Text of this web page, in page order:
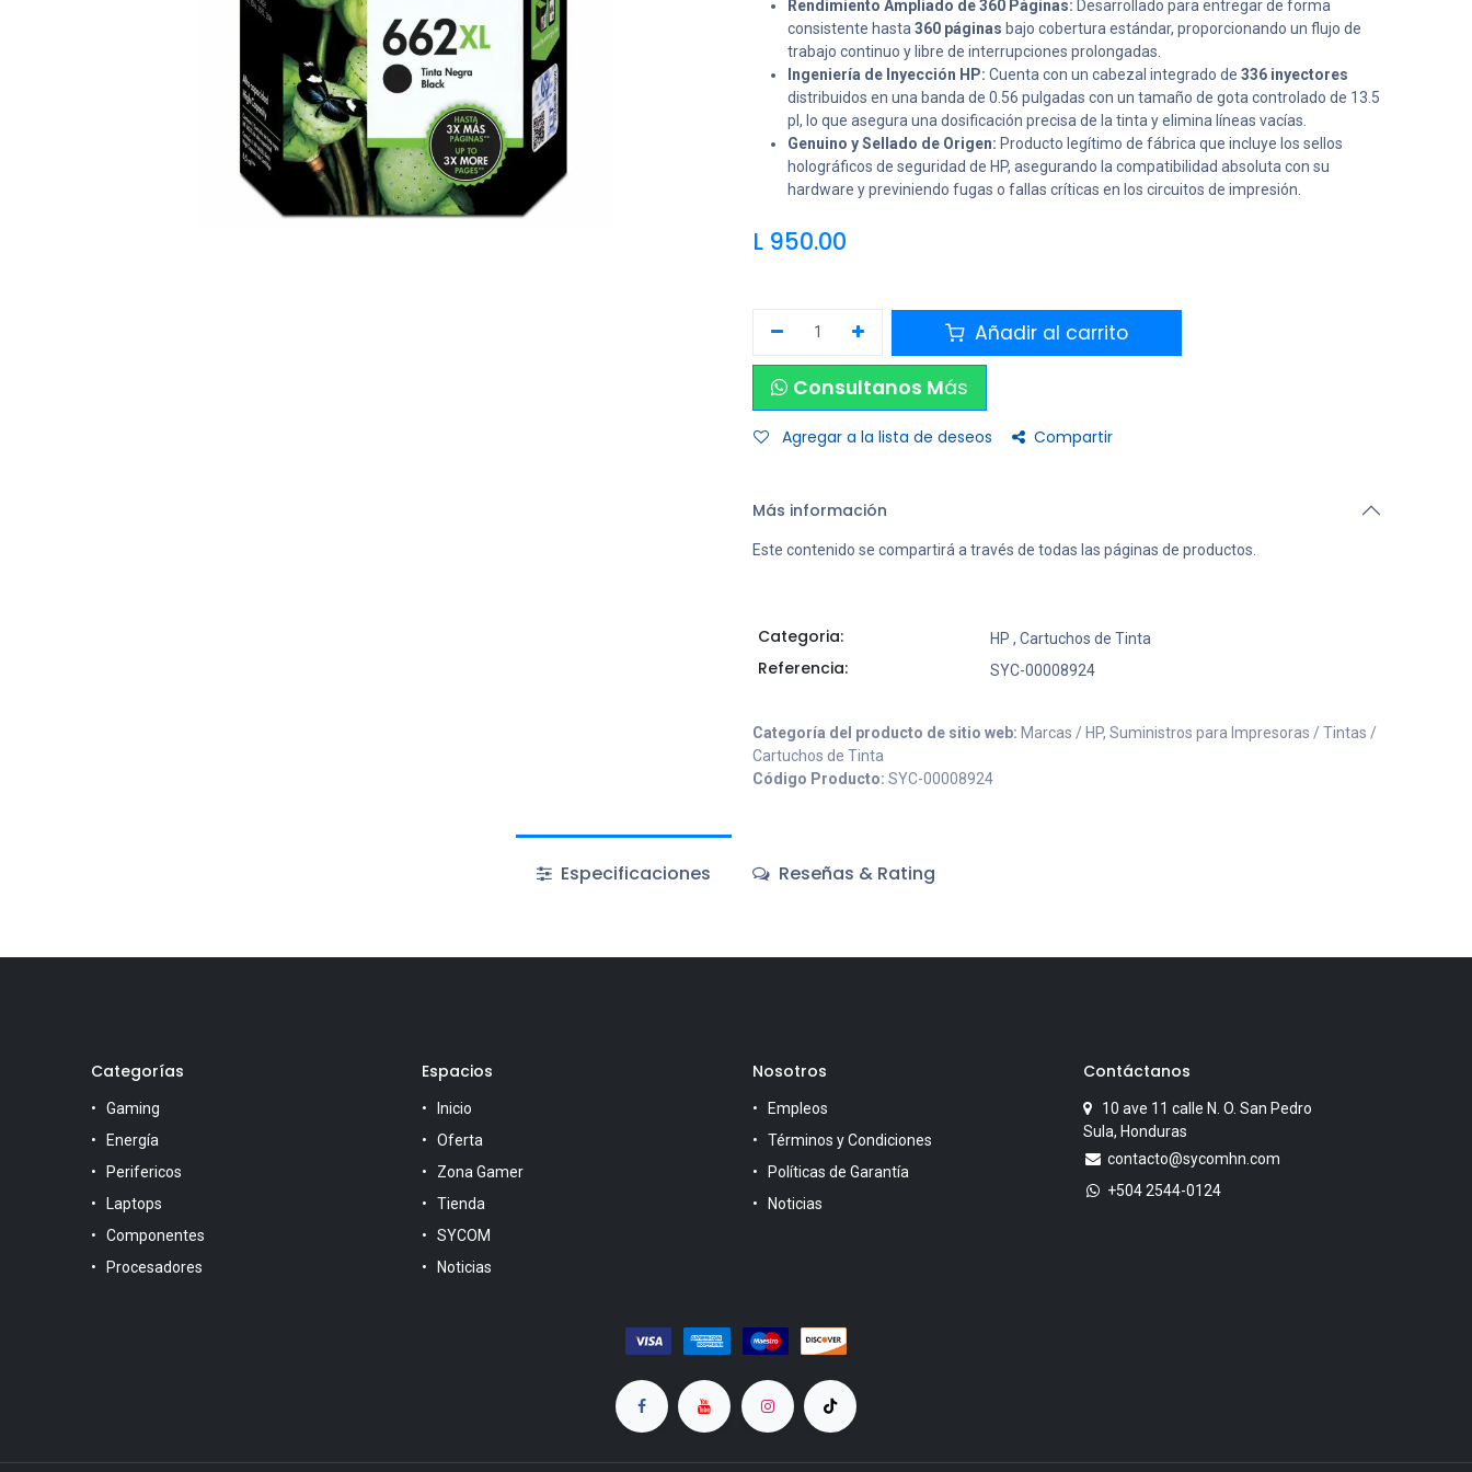
Rendimiento Ampliado de 360 ​​Páginas: Desarrollado para entregar de forma
consistente hasta 360 páginas bajo cobertura estándar, proporcionando un flujo de
trabajo continuo y libre de interrupciones prolongadas.
Ingeniería de Inyección HP: Cuenta con un cabezal integrado de 336 inyectores
distribuidos en una banda de 0.56 pulgadas con un tamaño de gota controlado de 13.5
pl, lo que asegura una dosificación precisa de la tinta y elimina líneas vacías.
Genuino y Sellado de Origen: Producto legítimo de fábrica que incluye los sellos
holográficos de seguridad de HP, asegurando la compatibilidad absoluta con su
hardware y previniendo fugas o fallas críticas en los circuitos de impresión.
L 950.00
Añadir al carrito
Consultanos Más
Agregar a la lista de deseos Compartir
Más información
Este contenido se compartirá a través de todas las páginas de productos.
Categoria: HP , Cartuchos de Tinta
Referencia: SYC-00008924
Categoría del producto de sitio web: Marcas / HP, Suministros para Impresoras / Tintas /
Cartuchos de Tinta
Código Producto: SYC-00008924
Especificaciones Reseñas & Rating
Categorías
Gaming
Energía
Perifericos
Laptops
Componentes
Procesadores
Espacios
Inicio
Oferta
Zona Gamer
Tienda
SYCOM
Noticias
Nosotros
Empleos
Términos y Condiciones
Políticas de Garantía
Noticias
Contáctanos
10 ave 11 calle N. O. San Pedro
Sula, Honduras
contacto@sycomhn.com
+504 2544-0124